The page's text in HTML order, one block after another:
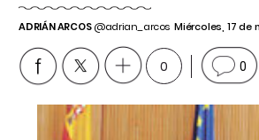
ADRIÁN ARCOS@adrian_arcos Miércoles, 17 de
0 0